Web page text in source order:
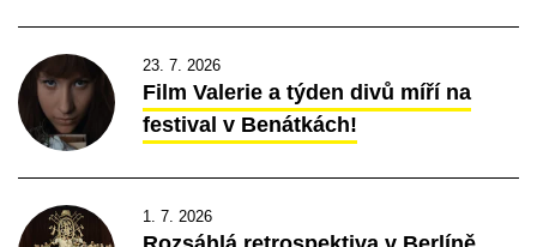
23. 7. 2026
Film Valerie a týden divů míří na
festival v Benátkách!
1. 7. 2026